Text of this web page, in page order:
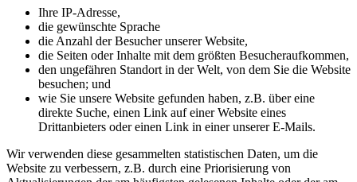
Ihre IP-Adresse,
die gewünschte Sprache
die Anzahl der Besucher unserer Website,
die Seiten oder Inhalte mit dem größten Besucheraufkommen,
den ungefähren Standort in der Welt, von dem Sie die Website
besuchen; und
wie Sie unsere Website gefunden haben, z.B. über eine
direkte Suche, einen Link auf einer Website eines
Drittanbieters oder einen Link in einer unserer E-Mails.
Wir verwenden diese gesammelten statistischen Daten, um die
Website zu verbessern, z.B. durch eine Priorisierung von